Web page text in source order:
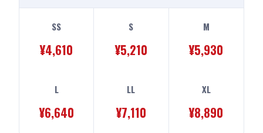
SS
¥4,610
S
¥5,210
M
¥5,930
L
¥6,640
LL
¥7,110
XL
¥8,890